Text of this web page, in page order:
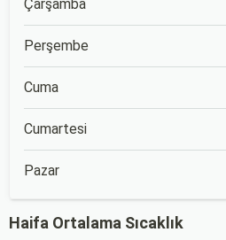
Çarşamba
Perşembe
Cuma
Cumartesi
Pazar
Haifa Ortalama Sıcaklık